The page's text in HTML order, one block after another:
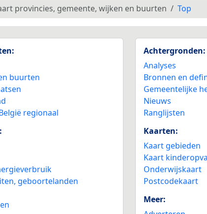
provincies, gemeente, wijken en buurten Top
buurten
regionaal
geboortelanden
Achtergronden:
Analyses
Bronnen en
Gemeentelijke
Nieuws
Ranglijsten
Kaarten:
Kaart gebieden
Kaart
Onderwijskaart
Postcodekaart
Meer: